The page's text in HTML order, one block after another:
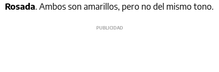
Rosada. Ambos son amarillos, pero no del mismo tono.